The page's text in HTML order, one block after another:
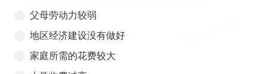
父母劳动力较弱
地区经济建设没有做好
家庭所需的花费较大